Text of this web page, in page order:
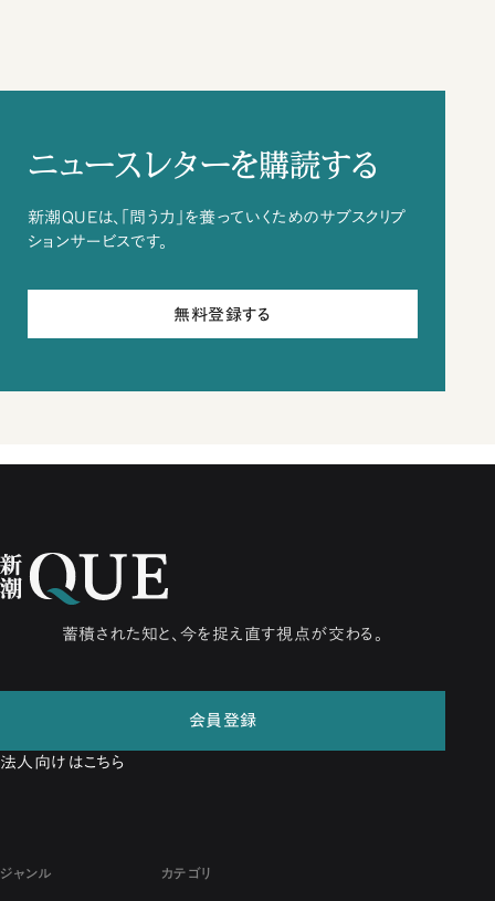
ニュースレターを購読する
新潮QUEは、「問う力」を養っていくためのサブスクリプ
ションサービスです。
無料登録する
蓄積された知と、今を捉え直す視点が交わる。
会員登録
法人向けはこちら
ジャンル カテゴリ